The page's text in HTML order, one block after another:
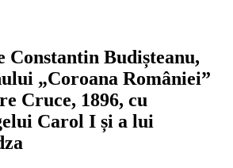
Constantin Budișteanu,
„Coroana României”
Cruce, 1896, cu
Carol I și a lui